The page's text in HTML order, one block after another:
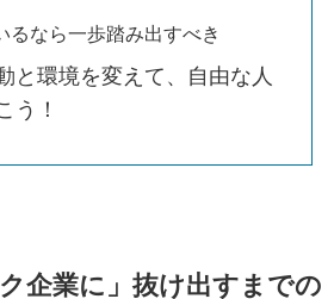
るなら一歩踏み出すべき
と環境を変えて、自由な人
う！
企業に」抜け出すまでの